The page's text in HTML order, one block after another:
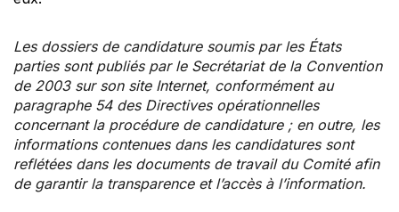
Les dossiers de candidature soumis par les États
parties sont publiés par le Secrétariat de la Convention
de 2003 sur son site Internet, conformément au
paragraphe 54 des Directives opérationnelles
concernant la procédure de candidature ; en outre, les
informations contenues dans les candidatures sont
reflétées dans les documents de travail du Comité afin
de garantir la transparence et l’accès à l’information.